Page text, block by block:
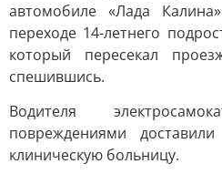
автомобиле «Лада
переходе 14-летнего
который пересекал
спешившись.
Водителя
повреждениями
клиническую больницу.